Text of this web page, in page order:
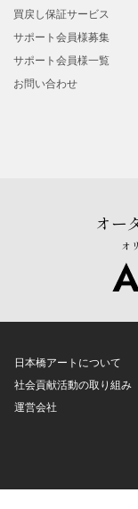
買戻し保証サービス
サポート会員様募集
サポート会員様一覧
お問い合わせ
オー
オ
日本橋アートについて
社会貢献活動の取り組み
運営会社